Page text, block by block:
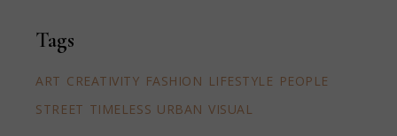
Tags
ART CREATIVITY FASHION LIFESTYLE PEOPLE
STREET TIMELESS URBAN VISUAL